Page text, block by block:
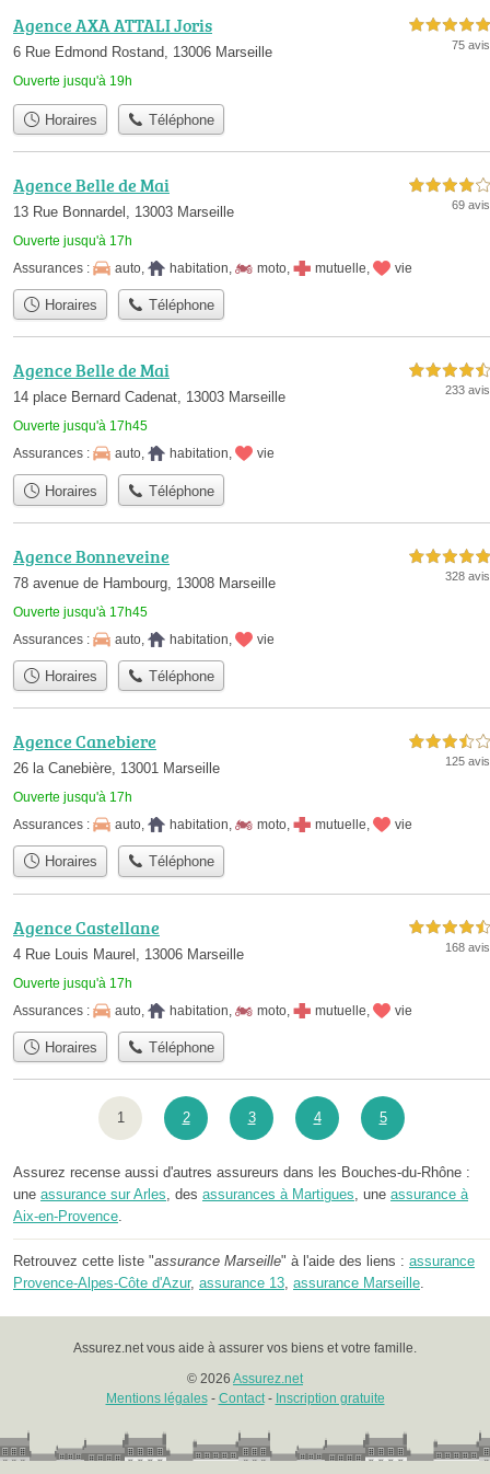
Agence AXA ATTALI Joris
6 Rue Edmond Rostand, 13006 Marseille
Ouverte jusqu'à 19h
5,0 étoiles sur 5
75 avis
Horaires Téléphone
Agence Belle de Mai
13 Rue Bonnardel, 13003 Marseille
Ouverte jusqu'à 17h
4,0 étoiles sur 5
69 avis
Assurances : auto, habitation, moto, mutuelle, vie
Horaires Téléphone
Agence Belle de Mai
14 place Bernard Cadenat, 13003 Marseille
Ouverte jusqu'à 17h45
4,5 étoiles sur 5
233 avis
Assurances : auto, habitation, vie
Horaires Téléphone
Agence Bonneveine
78 avenue de Hambourg, 13008 Marseille
Ouverte jusqu'à 17h45
5,0 étoiles sur 5
328 avis
Assurances : auto habitation vie
Horaires Téléphone
Agence Canebiere
26 la Canebière, 13001 Marseille
Ouverte jusqu'à 17h
3,5 étoiles sur 5
125 avis
Assurances : auto, habitation, moto, mutuelle, vie
Horaires Téléphone
Agence Castellane
4 Rue Louis Maurel, 13006 Marseille
Ouverte jusqu'à 17h
4,5 étoiles sur 5
168 avis
Assurances : auto habitation moto mutuelle vie
Horaires Téléphone
1 2 3 4 5
Assurez recense aussi d'autres assureurs dans les Bouches-du-Rhône :
une assurance sur Arles , des assurances à Martigues , une assurance à
Aix-en-Provence
Retrouvez cette liste "assurance Marseille" à l'aide des liens : assurance
Provence-Alpes-Côte d'Azur, assurance 13 assurance Marseille
Assurez.net vous aide à assurer vos biens et votre famille.
© 2026 Assurez.net
Mentions légales- Contact- Inscription gratuite